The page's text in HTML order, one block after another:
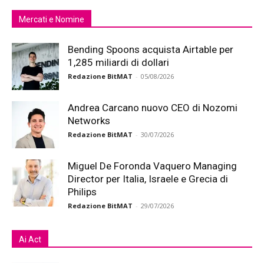
Mercati e Nomine
Bending Spoons acquista Airtable per
1,285 miliardi di dollari
Redazione BitMAT - 05/08/2026
Andrea Carcano nuovo CEO di Nozomi
Networks
Redazione BitMAT - 30/07/2026
Miguel De Foronda Vaquero Managing
Director per Italia, Israele e Grecia di
Philips
Redazione BitMAT - 29/07/2026
Ai Act